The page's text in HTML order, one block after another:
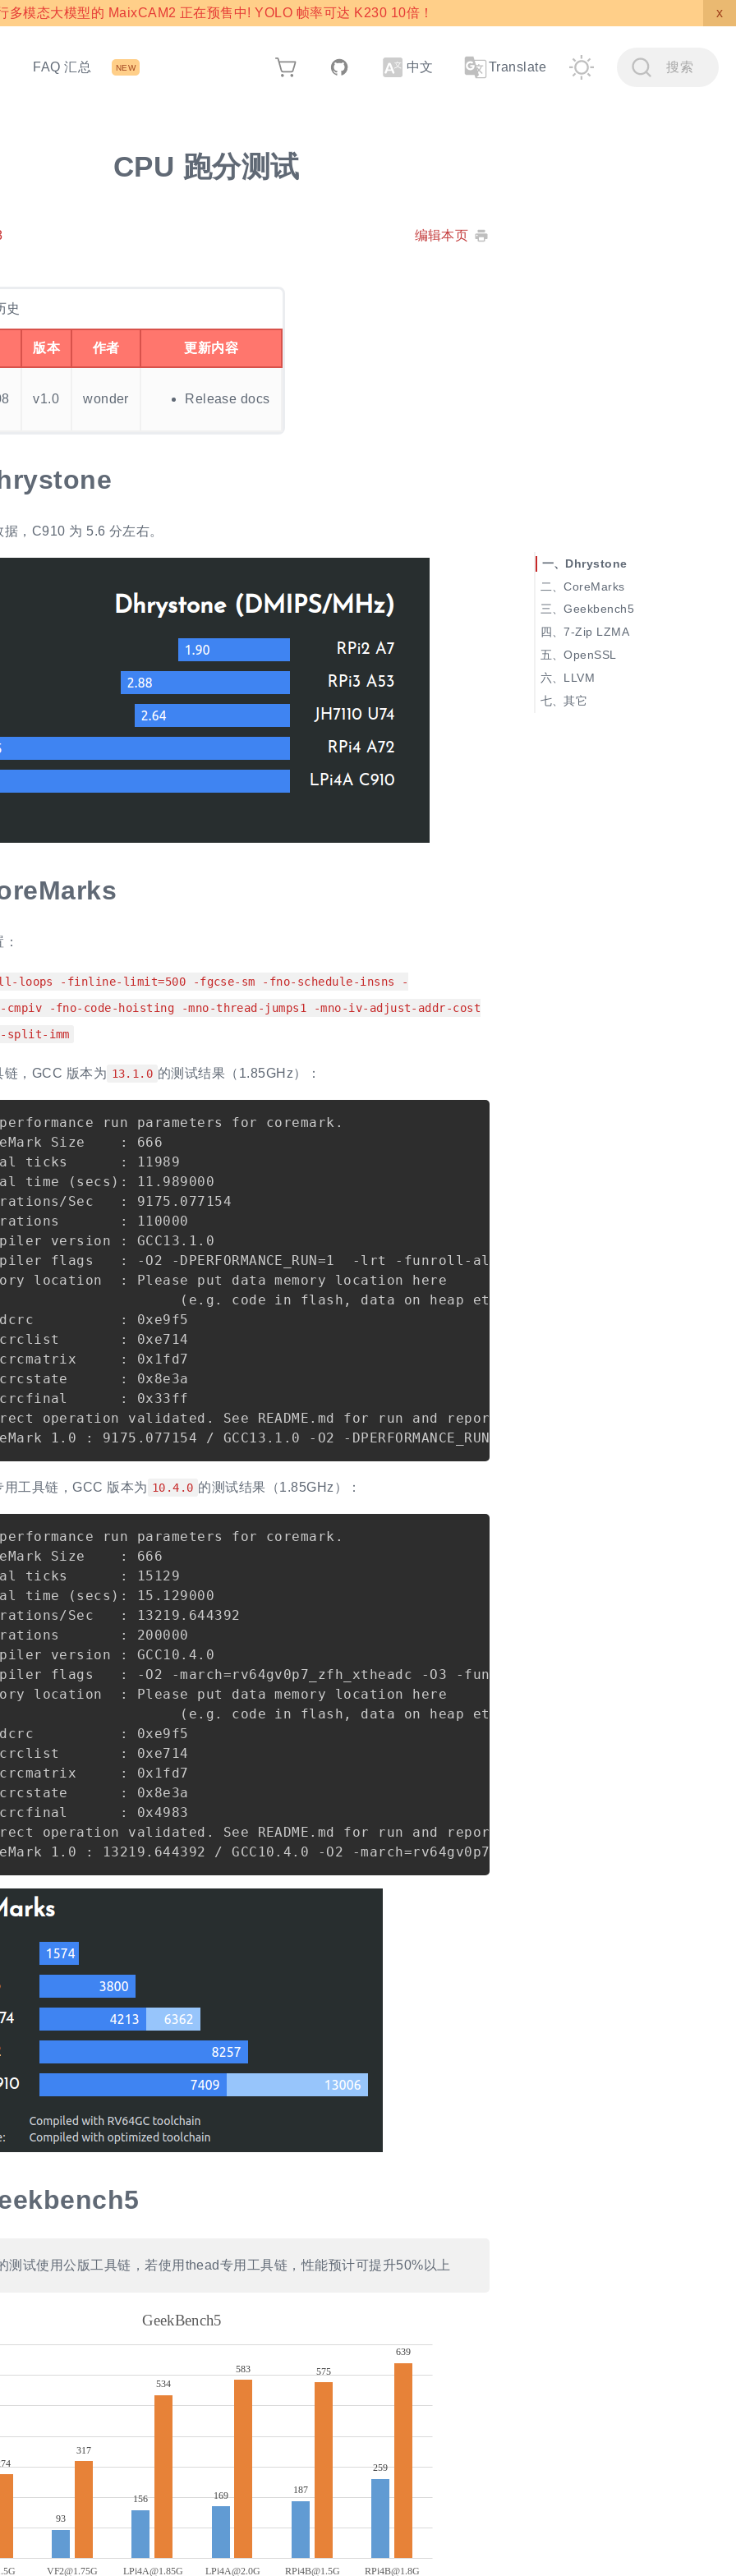
多模态大模型的 MaixCAM2 正在预售中! YOLO 帧率可达 K230 10倍！ x
FAQ 汇总 NEW 中文 Translate 搜索
CPU 跑分测试
编辑本页
史
版本 作者 更新内容
v1.0 wonder Release docs
，C910 为 5.6 分左右。
loops -finline-limit=500 -fgcse-sm -fno-schedule-insns -
cmpiv -fno-code-hoisting -mno-thread-jumps1 -mno-iv-adjust-addr-cost
split-imm
链，GCC 版本为 13.1.0 的测试结果（1.85GHz）：
run parameters for coremark.
Size    : 666
ticks      : 11989
time (secs): 11.989000
Sec   : 9175.077154
: 110000
version : GCC13.1.0
flags   : -O2 -DPERFORMANCE_RUN=1  -lrt -funroll-all-loops -finline-limit=500
location  : Please put data memory location here
(e.g. code in flash, data on heap etc)
: 0xe9f5
: 0xe714
: 0x1fd7
: 0x8e3a
: 0x33ff
operation validated. See README.md for run and reporting rules.
用工具链，GCC 版本为 10.4.0 的测试结果（1.85GHz）：
run parameters for coremark.
Size    : 666
ticks      : 15129
time (secs): 15.129000
Sec   : 13219.644392
: 200000
version : GCC10.4.0
flags   : -O2 -march=rv64gv0p7_zfh_xtheadc -O3 -funroll-all-loops -finline-
location  : Please put data memory location here
(e.g. code in flash, data on heap etc)
: 0xe9f5
: 0xe714
: 0x1fd7
: 0x8e3a
: 0x4983
operation validated. See README.md for run and reporting rules.
测试使用公版工具链，若使用thead专用工具链，性能预计可提升50%以上
Dhrystone
CoreMarks
Geekbench5
7-Zip LZMA
OpenSSL
LLVM
其它